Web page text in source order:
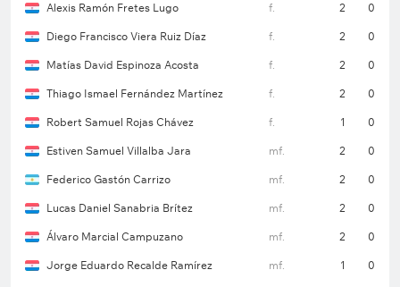
Alexis Ramón Fretes Lugo f. 2 0
Diego Francisco Viera Ruiz Díaz f. 2 0
Matías David Espinoza Acosta f. 2 0
Thiago Ismael Fernández Martínez f. 2 0
Robert Samuel Rojas Chávez f. 1 0
Estiven Samuel Villalba Jara mf. 2 0
Federico Gastón Carrizo mf. 2 0
Lucas Daniel Sanabria Brítez mf. 2 0
Álvaro Marcial Campuzano mf. 2 0
Jorge Eduardo Recalde Ramírez mf. 1 0